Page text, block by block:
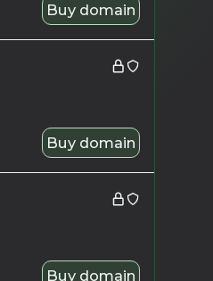
Buy domain
Buy domain
Buy domain